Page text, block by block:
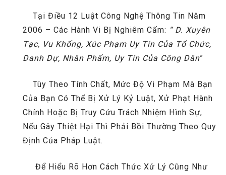
Tại Điều 12 Luật Công Nghệ Thông Tin Năm
2006 – Các Hành Vi Bị Nghiêm Cấm: “ D. Xuyên
Tạc, Vu Khống, Xúc Phạm Uy Tín Của Tổ Chức,
Danh Dự, Nhân Phẩm, Uy Tín Của Công Dân”
Tùy Theo Tính Chất, Mức Độ Vi Phạm Mà Bạn
Của Bạn Có Thể Bị Xử Lý Kỷ Luật, Xử Phạt Hành
Chính Hoặc Bị Truy Cứu Trách Nhiệm Hình Sự,
Nếu Gây Thiệt Hại Thì Phải Bồi Thường Theo Quy
Định Của Pháp Luật.
Để Hiểu Rõ Hơn Cách Thức Xử Lý Cũng Như